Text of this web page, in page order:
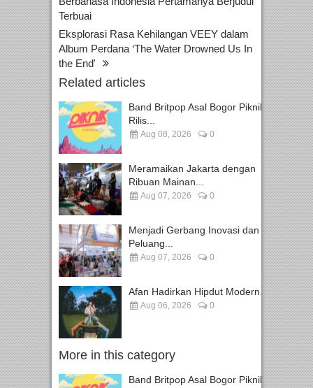
Terbuai
Eksplorasi Rasa Kehilangan VEEY dalam
Album Perdana ‘The Water Drowned Us In
the End'
Related articles
Band Britpop Asal Bogor Piknik
Rilis...
Aug 08, 2026 0
Meramaikan Jakarta dengan
Ribuan Mainan...
Aug 07, 2026 0
Menjadi Gerbang Inovasi dan
Peluang...
Aug 07, 2026 0
Afan Hadirkan Hipdut Modern...
Aug 06, 2026 0
More in this category
Band Britpop Asal Bogor Piknik